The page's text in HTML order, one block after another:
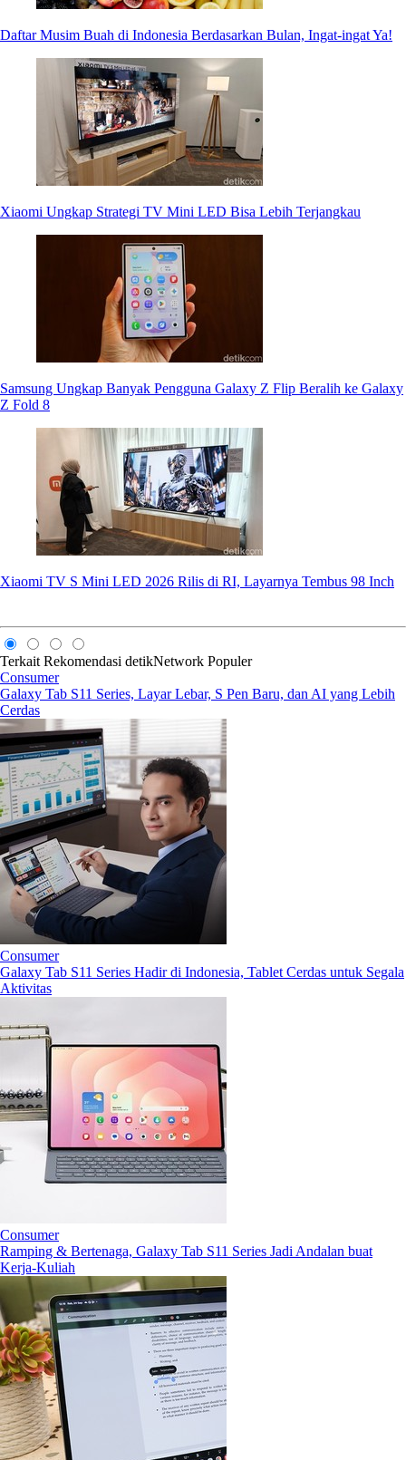
Daftar Musim Buah di Indonesia Berdasarkan Bulan, Ingat-ingat Ya!
Xiaomi Ungkap Strategi TV Mini LED Bisa Lebih Terjangkau
Samsung Ungkap Banyak Pengguna Galaxy Z Flip Beralih ke Galaxy
Z Fold 8
Xiaomi TV S Mini LED 2026 Rilis di RI, Layarnya Tembus 98 Inch
Terkait Rekomendasi detikNetwork Populer
Consumer
Galaxy Tab S11 Series, Layar Lebar, S Pen Baru, dan AI yang Lebih
Cerdas
Consumer
Galaxy Tab S11 Series Hadir di Indonesia, Tablet Cerdas untuk Segala
Aktivitas
Consumer
Ramping & Bertenaga, Galaxy Tab S11 Series Jadi Andalan buat
Kerja-Kuliah